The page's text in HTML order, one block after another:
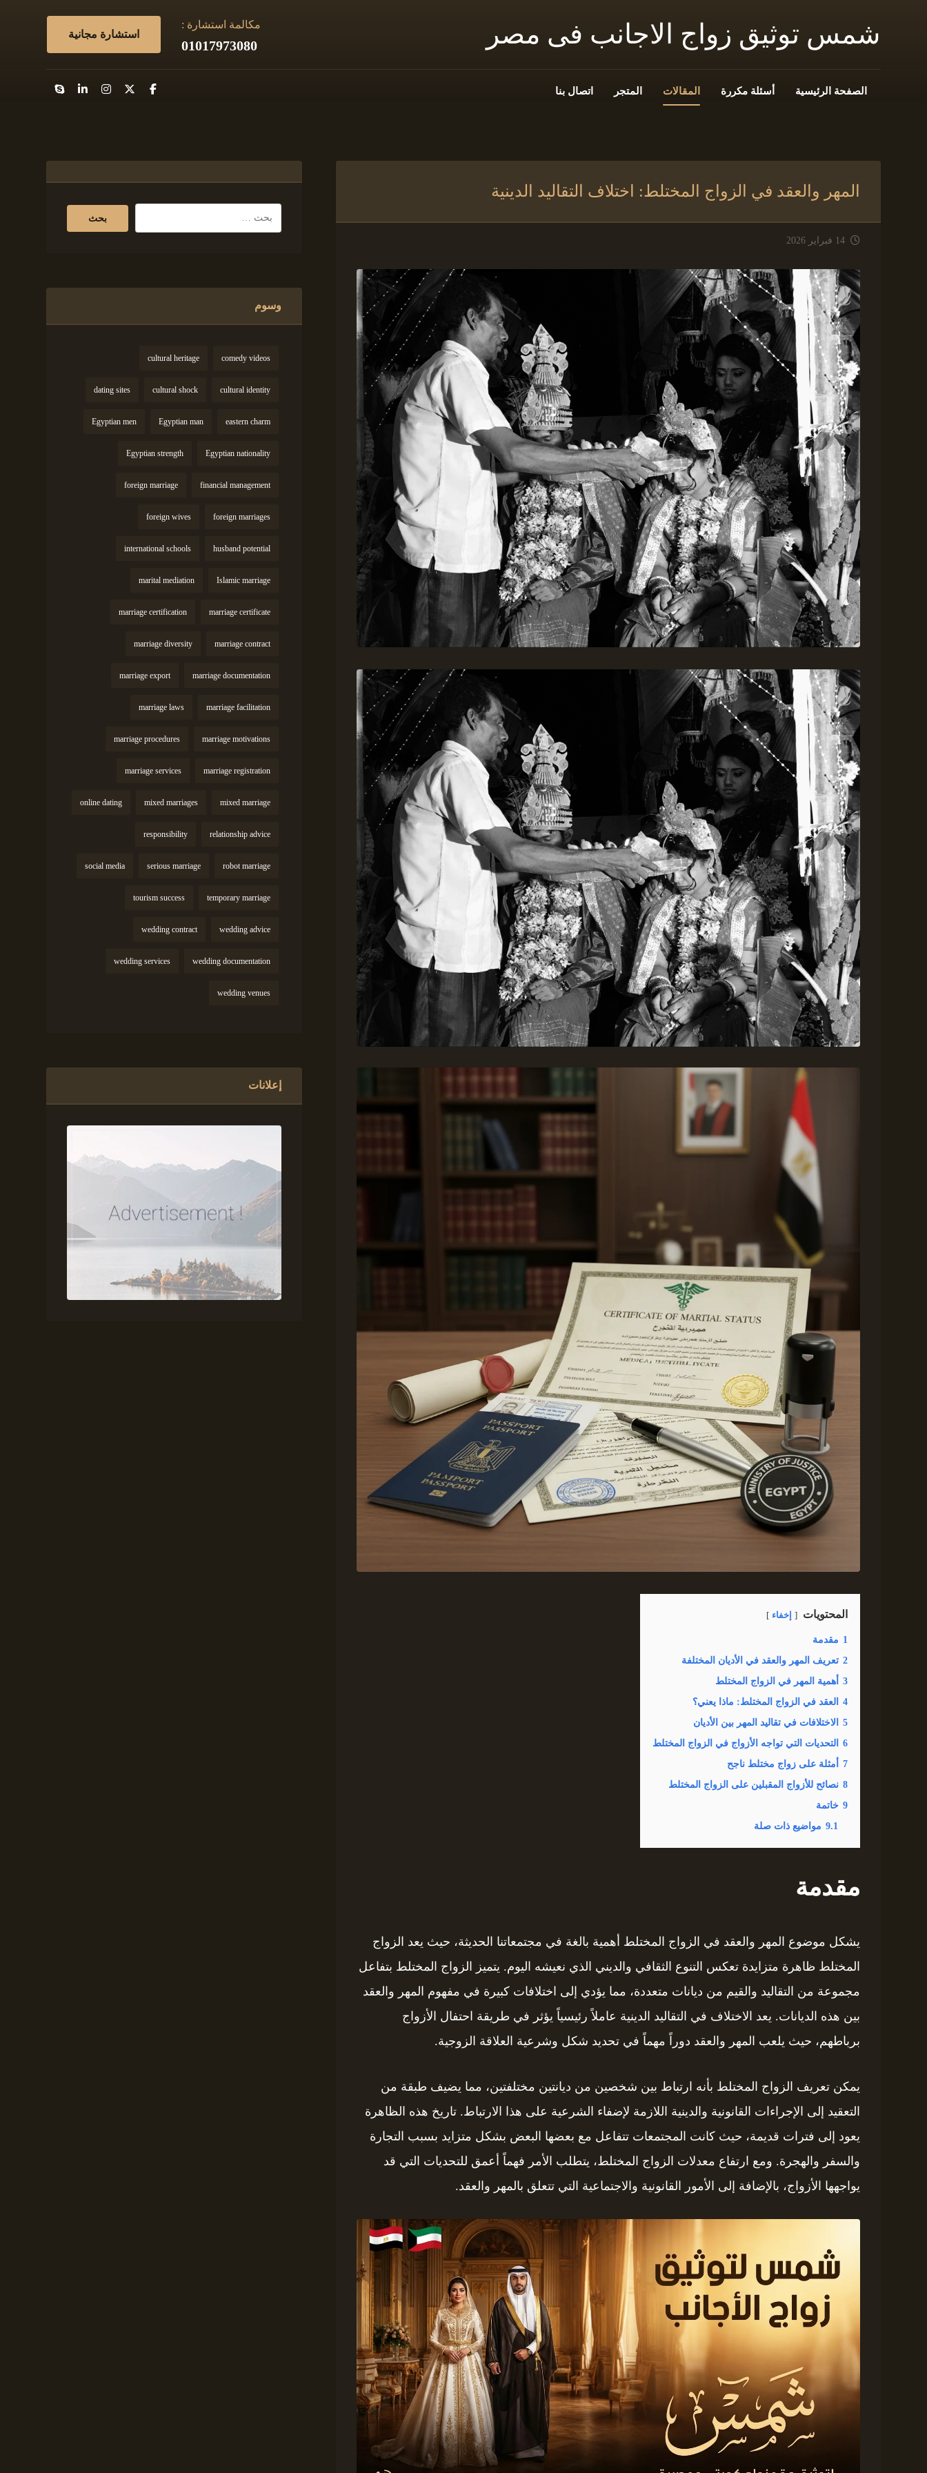
شمس توثيق زواج الاجانب فى مصر استشارة مجانية
مكالمة استشارة :
01017973080
الصفحة الرئيسية أسئلة مكررة المقالات المتجر اتصال بنا
المهر والعقد في الزواج المختلط: اختلاف التقاليد الدينية
14 فبراير 2026
المحتويات إخفاء
1 مقدمة
2 تعريف المهر والعقد في الأديان المختلفة
3 أهمية المهر في الزواج المختلط
4 العقد في الزواج المختلط: ماذا يعني؟
5 الاختلافات في تقاليد المهر بين الأديان
6 التحديات التي تواجه الأزواج في الزواج المختلط
7 أمثلة على زواج مختلط ناجح
8 نصائح للأزواج المقبلين على الزواج المختلط
9 خاتمة
9.1 مواضيع ذات صلة
مقدمة
يشكل موضوع المهر والعقد في الزواج المختلط أهمية بالغة في مجتمعاتنا الحديثة، حيث يعد الزواج
المختلط ظاهرة متزايدة تعكس التنوع الثقافي والديني الذي نعيشه اليوم. يتميز الزواج المختلط بتفاعل
مجموعة من التقاليد والقيم من ديانات متعددة، مما يؤدي إلى اختلافات كبيرة في مفهوم المهر والعقد
بين هذه الديانات. يعد الاختلاف في التقاليد الدينية عاملاً رئيسياً يؤثر في طريقة احتفال الأزواج
برباطهم، حيث يلعب المهر والعقد دوراً مهماً في تحديد شكل وشرعية العلاقة الزوجية.
يمكن تعريف الزواج المختلط بأنه ارتباط بين شخصين من ديانتين مختلفتين، مما يضيف طبقة من
التعقيد إلى الإجراءات القانونية والدينية اللازمة لإضفاء الشرعية على هذا الارتباط. تاريخ هذه الظاهرة
يعود إلى فترات قديمة، حيث كانت المجتمعات تتفاعل مع بعضها البعض بشكل متزايد بسبب التجارة
والسفر والهجرة. ومع ارتفاع معدلات الزواج المختلط، يتطلب الأمر فهماً أعمق للتحديات التي قد
يواجهها الأزواج، بالإضافة إلى الأمور القانونية والاجتماعية التي تتعلق بالمهر والعقد.
وسوم
comedy videos
cultural heritage
cultural identity
cultural shock
dating sites
eastern charm
Egyptian man
Egyptian men
Egyptian nationality
Egyptian strength
financial management
foreign marriage
foreign marriages
foreign wives
husband potential
international schools
Islamic marriage
marital mediation
marriage certificate
marriage certification
marriage contract
marriage diversity
marriage documentation
marriage export
marriage facilitation
marriage laws
marriage motivations
marriage procedures
marriage registration
marriage services
mixed marriage
mixed marriages
online dating
relationship advice
responsibility
robot marriage
serious marriage
social media
temporary marriage
tourism success
wedding advice
wedding contract
wedding documentation
wedding services
wedding venues
إعلانات